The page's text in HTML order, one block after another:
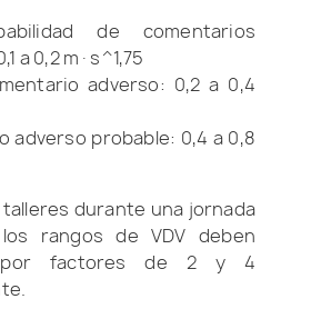
de comentarios
a 0,2 m·s^1,75
adverso: 0,2 a 0,4
adverso probable: 0,4 a 0,8
durante una jornada
rangos de VDV deben
por factores de 2 y 4